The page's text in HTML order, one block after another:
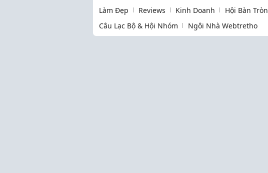
Làm Đẹp
Reviews Kinh Doanh Hội Bàn Tròn
Câu Lạc Bộ & Hội Nhóm
Ngôi Nhà Webtretho